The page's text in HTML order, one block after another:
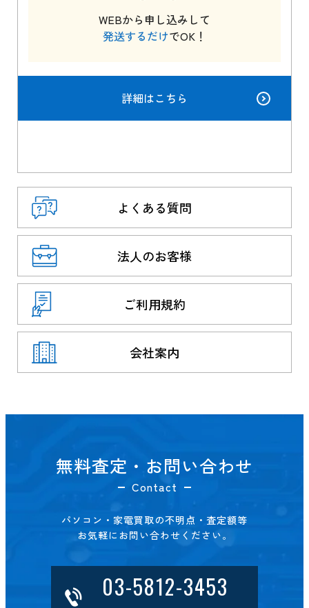
WEBから申し込みして
発送するだけでOK！
詳細はこちら
よくある質問
法人のお客様
ご利用規約
会社案内
無料査定・お問い合わせ
Contact
パソコン・家電買取の不明点・査定額等
お気軽にお問い合わせください。
03-5812-3453